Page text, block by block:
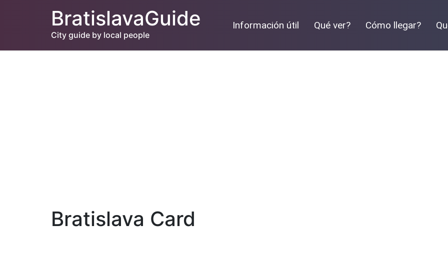
BratislavaGuide
City guide by local people
Información útil Qué ver? Cómo llegar?
Bratislava Card